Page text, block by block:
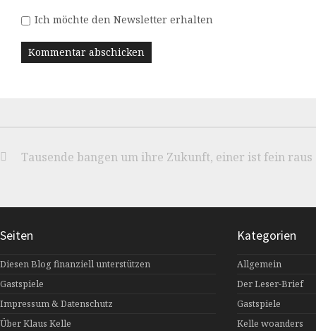
Ich möchte den Newsletter erhalten
Tausende bangen um ihre Zukunft, einer ist fein raus
Seiten
Diesen Blog finanziell unterstützen
Gastspiele
Impressum & Datenschutz
Über Klaus Kelle
Kategorien
Allgemein
Der Leser-Brief
Gastspiele
Kelle woanders